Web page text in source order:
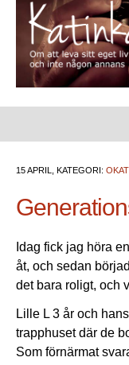
15 APRIL, KATEGORI:
Idag fick jag höra
åt, och sedan
det bara roligt, och
Lille L 3 år och
trapphuset där de
Som förnärmat